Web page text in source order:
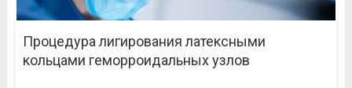
Процедура лигирования латексными
кольцами геморроидальных узлов